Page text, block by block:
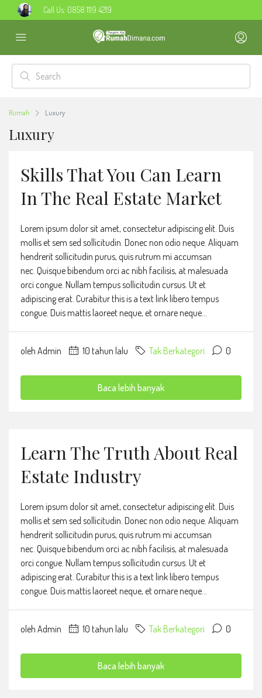
Call Us: 0858 1119 4219
Rumah Luxury
Luxury
Skills That You Can Learn
In The Real Estate Market
Lorem ipsum dolor sit amet, consectetur adipiscing elit. Duis
mollis et sem sed sollicitudin. Donec non odio neque. Aliquam
hendrerit sollicitudin purus, quis rutrum mi accumsan
nec. Quisque bibendum orci ac nibh facilisis, at malesuada
orci congue. Nullam tempus sollicitudin cursus. Ut et
adipiscing erat. Curabitur this is a text link libero tempus
congue. Duis mattis laoreet neque, et ornare neque...
oleh Admin 10 tahun lalu Tak Berkategori 0
Baca lebih banyak
Learn The Truth About Real
Estate Industry
Lorem ipsum dolor sit amet, consectetur adipiscing elit. Duis
mollis et sem sed sollicitudin. Donec non odio neque. Aliquam
hendrerit sollicitudin purus, quis rutrum mi accumsan
nec. Quisque bibendum orci ac nibh facilisis, at malesuada
orci congue. Nullam tempus sollicitudin cursus. Ut et
adipiscing erat. Curabitur this is a text link libero tempus
congue. Duis mattis laoreet neque, et ornare neque...
oleh Admin 10 tahun lalu Tak Berkategori 0
Baca lebih banyak